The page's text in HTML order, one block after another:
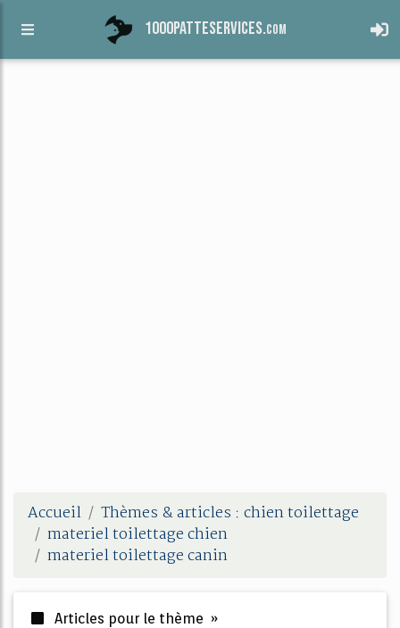
1000patteservices.com
Accueil
Thèmes & articles : chien toilettage
materiel toilettage chien
materiel toilettage canin
Articles pour le thème »